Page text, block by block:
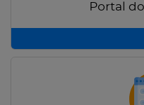
Portal